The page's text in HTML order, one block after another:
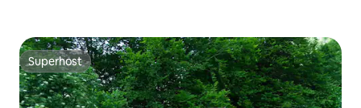
Superhost
Superhost